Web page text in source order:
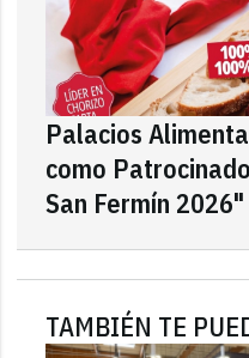
Palacios
como
San Fermín 2026"
TAMBIÉN TE